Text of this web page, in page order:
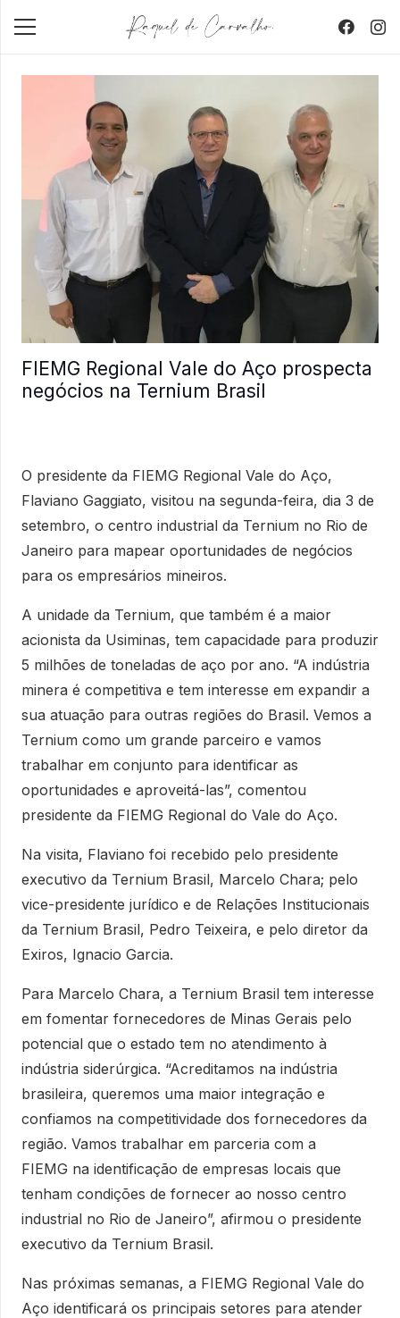
FIEMG Regional Vale do Aço prospecta
negócios na Ternium Brasil
O presidente da FIEMG Regional Vale do Aço,
Flaviano Gaggiato, visitou na segunda-feira, dia 3 de
setembro, o centro industrial da Ternium no Rio de
Janeiro para mapear oportunidades de negócios
para os empresários mineiros.
A unidade da Ternium, que também é a maior
acionista da Usiminas, tem capacidade para produzir
5 milhões de toneladas de aço por ano. “A indústria
minera é competitiva e tem interesse em expandir a
sua atuação para outras regiões do Brasil. Vemos a
Ternium como um grande parceiro e vamos
trabalhar em conjunto para identificar as
oportunidades e aproveitá-las”, comentou
presidente da FIEMG Regional do Vale do Aço.
Na visita, Flaviano foi recebido pelo presidente
executivo da Ternium Brasil, Marcelo Chara; pelo
vice-presidente jurídico e de Relações Institucionais
da Ternium Brasil, Pedro Teixeira, e pelo diretor da
Exiros, Ignacio Garcia.
Para Marcelo Chara, a Ternium Brasil tem interesse
em fomentar fornecedores de Minas Gerais pelo
potencial que o estado tem no atendimento à
indústria siderúrgica. “Acreditamos na indústria
brasileira, queremos uma maior integração e
confiamos na competitividade dos fornecedores da
região. Vamos trabalhar em parceria com a
FIEMG na identificação de empresas locais que
tenham condições de fornecer ao nosso centro
industrial no Rio de Janeiro”, afirmou o presidente
executivo da Ternium Brasil.
Nas próximas semanas, a FIEMG Regional Vale do
Aço identificará os principais setores para atender